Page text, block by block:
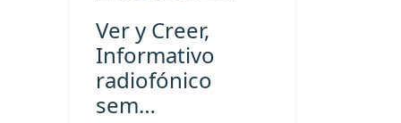
Ver y Creer,
Informativo
radiofónico
sem…